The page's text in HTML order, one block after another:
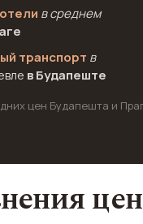
в среднем
транспорт в
в Будапеште
цен Будапешта и
цен